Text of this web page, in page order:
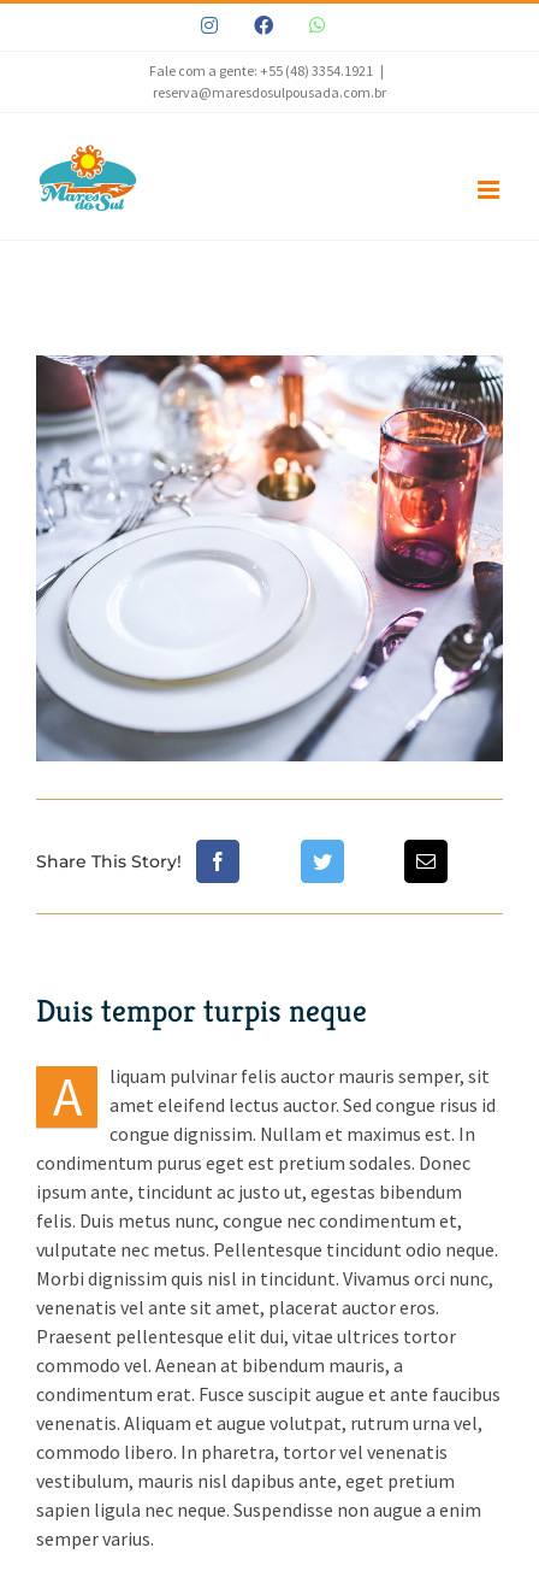
InstagramFacebook
Fale com a gente: +55 (48) 3354.1921 |
reserva@maresdosulpousada.com.br
View
Larger
Image
Share This Story!
Duis tempor turpis neque
A
liquam pulvinar felis auctor mauris semper, sit
amet eleifend lectus auctor. Sed congue risus id
congue dignissim. Nullam et maximus est. In
condimentum purus eget est pretium sodales. Donec
ipsum ante, tincidunt ac justo ut, egestas bibendum
felis. Duis metus nunc, congue nec condimentum et,
vulputate nec metus. Pellentesque tincidunt odio neque.
Morbi dignissim quis nisl in tincidunt. Vivamus orci nunc,
venenatis vel ante sit amet, placerat auctor eros.
Praesent pellentesque elit dui, vitae ultrices tortor
commodo vel. Aenean at bibendum mauris, a
condimentum erat. Fusce suscipit augue et ante faucibus
venenatis. Aliquam et augue volutpat, rutrum urna vel,
commodo libero. In pharetra, tortor vel venenatis
vestibulum, mauris nisl dapibus ante, eget pretium
sapien ligula nec neque. Suspendisse non augue a enim
semper varius.